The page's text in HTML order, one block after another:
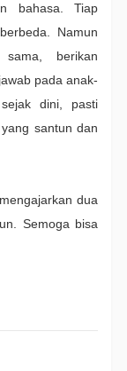
bahasa. Tiap
Namun
berikan
pada anak-
dini, pasti
santun dan
dua
Semoga bisa